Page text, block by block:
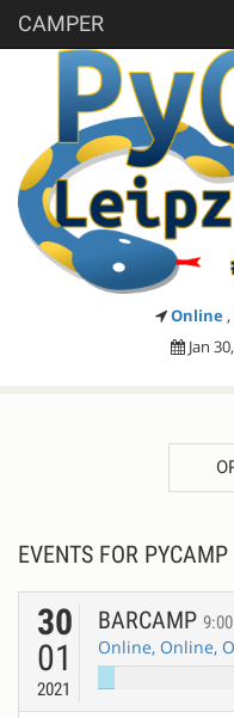
CAMPER
Online
Jan
EVENTS FOR
30
01
2021
BARCAMP
Online, Online,